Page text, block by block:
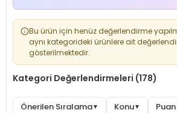
Bu ürün için henüz değerlendirme
aynı kategorideki ürünlere ait
gösterilmektedir.
Kategori Değerlendirmeleri (178)
Önerilen Sıralama▼ Konu▼ Puan